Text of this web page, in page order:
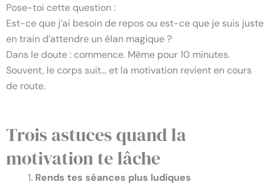
Pose-toi cette question :
Est-ce que j’ai besoin de repos ou est-ce que je suis juste
en train d’attendre un élan magique ?
Dans le doute : commence. Même pour 10 minutes.
Souvent, le corps suit… et la motivation revient en cours
de route.
Trois astuces quand la
motivation te lâche
Rends tes séances plus ludiques